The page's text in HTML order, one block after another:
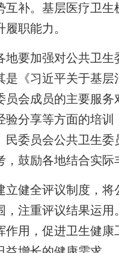
互补。基层医疗卫
职能力。
要加强对公共卫生
是《习近平关于基
员会成员的主要服
验分享等方面的培
民委员会公共卫生
，鼓励各地结合实
健全评议制度，将
，注重评议结果运
作用，促进卫生健